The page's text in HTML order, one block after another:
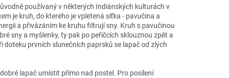
používaný v některých Indiánských kulturách v
je kruh, do kterého je vpletená síťka - pavučina a
a přivázáním ke kruhu filtrují sny. Kruh s pavučinou
sny a myšlenky, ty pak po peříčcích sklouznou zpět a
prvních slunečních paprsků se lapač od zlých
lapač umístit přímo nad postel. Pro posílení